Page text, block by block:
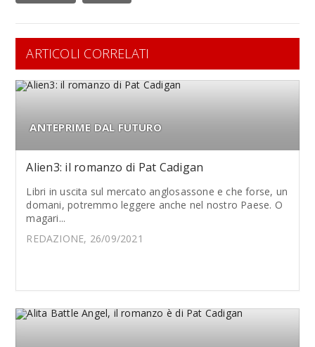
ARTICOLI CORRELATI
ANTEPRIME DAL FUTURO
Alien3: il romanzo di Pat Cadigan
Libri in uscita sul mercato anglosassone e che forse, un
domani, potremmo leggere anche nel nostro Paese. O
magari...
REDAZIONE, 26/09/2021